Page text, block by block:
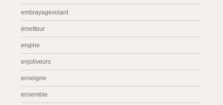
embrayagevolant
émetteur
engine
enjoliveurs
enseigne
ensemble